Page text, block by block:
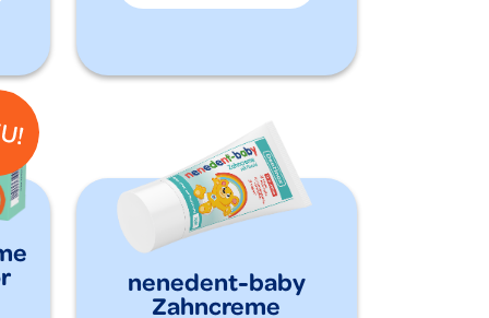
nenedent-baby
Zahncreme